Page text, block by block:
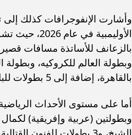
الأوليمبية
بالزعانف للأساتذة مسافات
وبطولة العالم للكروكيه، وبطولة
بالقاهرة، إضافة إلى 5 بطولات للبادل بالقاهرة والجيزة والإسكندرية ووادي النطرون.
أما على مستوى الأحداث
وبطولتين (عربية وإفريقية)